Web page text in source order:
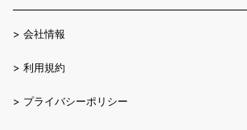
> 会社情報
> 利用規約
> プライバシーポリシー